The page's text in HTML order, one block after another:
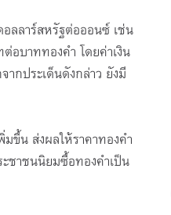
ลลาร์สหรัฐต่อออนซ์ เช่น
อบาททองคำ โดยค่าเงิน
กประเด็นดังกล่าว ยังมี
ขึ้น ส่งผลให้ราคาทองคำ
ชาชนนิยมซื้อทองคำเป็น